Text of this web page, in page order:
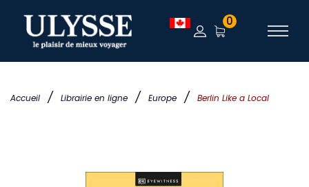
Accueil / Librairie en ligne / Europe / Berlin Like a Local
0